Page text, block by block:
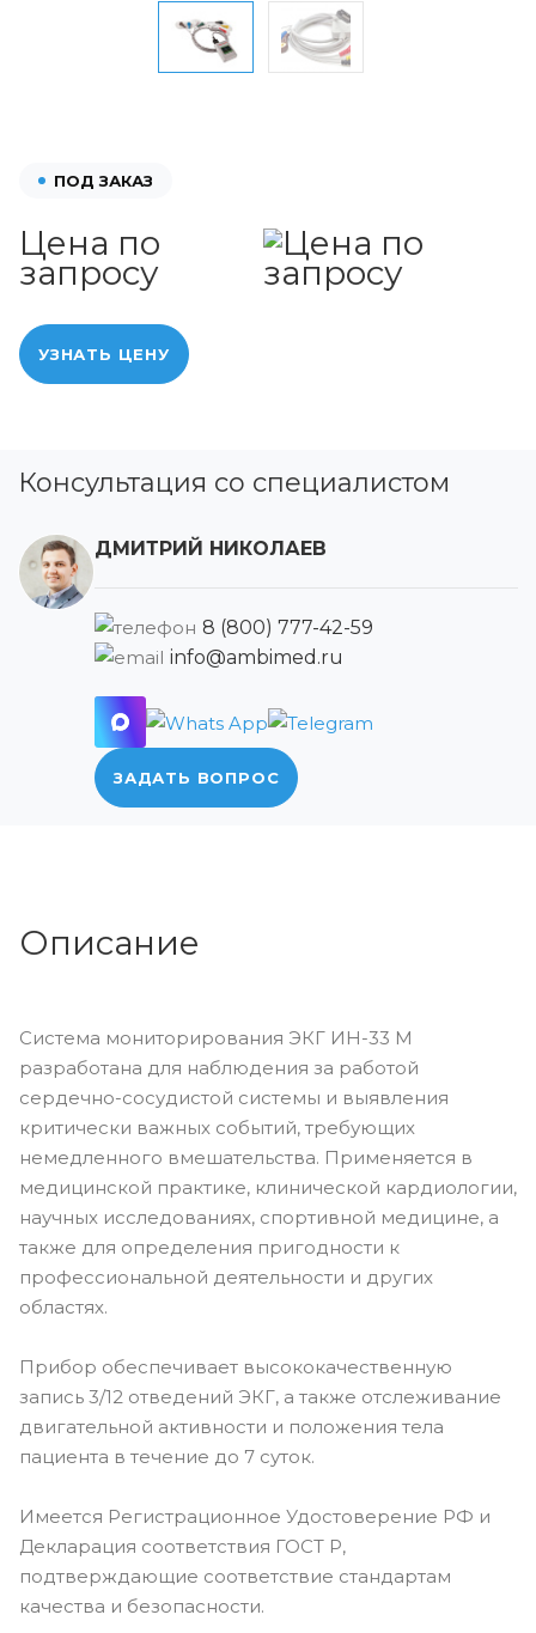
ПОД ЗАКАЗ
Цена по
запросу
УЗНАТЬ ЦЕНУ
Консультация со специалистом
ДМИТРИЙ НИКОЛАЕВ
8 (800) 777-42-59
info@ambimed.ru
ЗАДАТЬ ВОПРОС
Описание
Система мониторирования ЭКГ ИН-33 М
разработана для наблюдения за работой
сердечно-сосудистой системы и выявления
критически важных событий, требующих
немедленного вмешательства. Применяется в
медицинской практике, клинической кардиологии,
научных исследованиях, спортивной медицине, а
также для определения пригодности к
профессиональной деятельности и других
областях.
Прибор обеспечивает высококачественную
запись 3/12 отведений ЭКГ, а также отслеживание
двигательной активности и положения тела
пациента в течение до 7 суток.
Имеется Регистрационное Удостоверение РФ и
Декларация соответствия ГОСТ Р,
подтверждающие соответствие стандартам
качества и безопасности.